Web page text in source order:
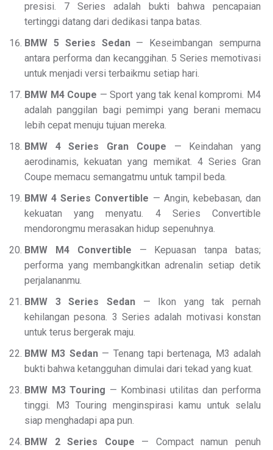
presisi. 7 Series adalah bukti bahwa pencapaian
tertinggi datang dari dedikasi tanpa batas.
BMW 5 Series Sedan— Keseimbangan sempurna
antara performa dan kecanggihan. 5 Series memotivasi
untuk menjadi versi terbaikmu setiap hari.
BMW M4 Coupe — Sport yang tak kenal kompromi. M4
adalah panggilan bagi pemimpi yang berani memacu
lebih cepat menuju tujuan mereka.
BMW 4 Series Gran Coupe — Keindahan yang
aerodinamis, kekuatan yang memikat. 4 Series Gran
Coupe memacu semangatmu untuk tampil beda.
BMW 4 Series Convertible — Angin, kebebasan, dan
kekuatan yang menyatu. 4 Series Convertible
mendorongmu merasakan hidup sepenuhnya.
BMW M4 Convertible — Kepuasan tanpa batas;
performa yang membangkitkan adrenalin setiap detik
perjalananmu.
BMW 3 Series Sedan— Ikon yang tak pernah
kehilangan pesona. 3 Series adalah motivasi konstan
untuk terus bergerak maju.
BMW M3 Sedan— Tenang tapi bertenaga, M3 adalah
bukti bahwa ketangguhan dimulai dari tekad yang kuat.
BMW M3 Touring — Kombinasi utilitas dan performa
tinggi. M3 Touring menginspirasi kamu untuk selalu
siap menghadapi apa pun.
BMW 2 Series Coupe — Compact namun penuh